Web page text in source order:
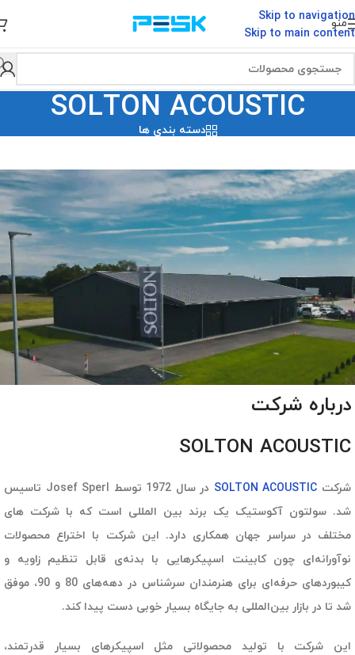
Skip to navigation
Skip to main content
منو
SOLTON ACOUSTIC
دسته بندی ها
درباره شرکت
SOLTON ACOUSTIC
شرکت SOLTON ACOUSTIC
در سال 1972 توسط Josef Sperl تاسیس
شد. سولتون آکوستیک یک برند بین المللی است که با شرکت های
مختلف در سراسر جهان همکاری دارد. این شرکت با اختراع محصولات
نوآورانه‌ای چون کابینت اسپیکرهایی با بدنه‌ی قابل تنظیم زاویه و
کیبوردهای حرفه‌ای برای هنرمندان سرشناس در دهه‌های 80 و 90، موفق
شد تا در بازار بین‌المللی به جایگاه بسیار خوبی دست پیدا کند.
این شرکت با تولید محصولاتی مثل اسپیکرهای بسیار قدرتمند،